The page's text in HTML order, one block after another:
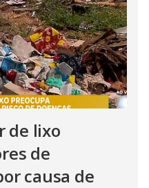
de lixo
de
causa de